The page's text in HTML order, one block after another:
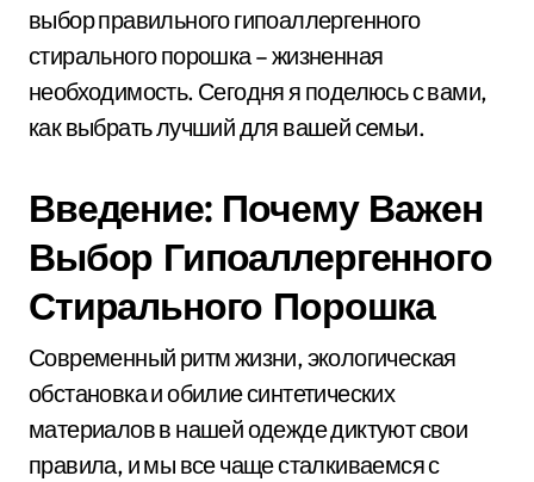
выбор правильного гипоаллергенного
стирального порошка – жизненная
необходимость. Сегодня я поделюсь с вами,
как выбрать лучший для вашей семьи.
Введение: Почему Важен
Выбор Гипоаллергенного
Стирального Порошка
Современный ритм жизни, экологическая
обстановка и обилие синтетических
материалов в нашей одежде диктуют свои
правила, и мы все чаще сталкиваемся с